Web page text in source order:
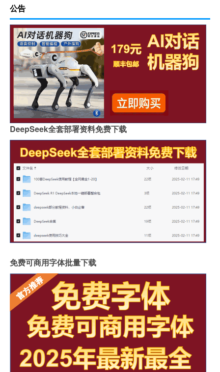
公告
DeepSeek全套部署资料免费下载
免费可商用字体批量下载